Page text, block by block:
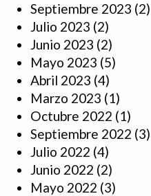
Septiembre 2023 (2)
Julio 2023 (2)
Junio 2023 (2)
Mayo 2023 (5)
Abril 2023 (4)
Marzo 2023 (1)
Octubre 2022 (1)
Septiembre 2022 (3)
Julio 2022 (4)
Junio 2022 (2)
Mayo 2022 (3)